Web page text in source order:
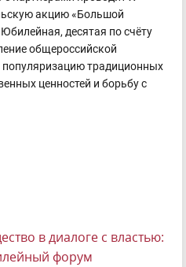
акцию «Большой
десятая по счёту
общероссийской
популяризацию традиционных
ценностей и борьбу с
в диалоге с властью:
форум